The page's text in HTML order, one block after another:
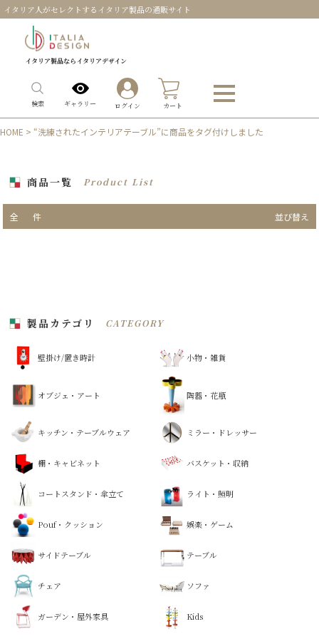
イタリア人がセレクトするイタリア製品の通販サイト
イタリア製品ならイタリアデザイン
検索 ギャラリー ログイン カート
HOME > “洗練されたインテリアテーブル”に商品をタグ付けしました
商品一覧 Product List
全 件 並び替え
製品カテゴリ CATEGORY
壁掛け/置き時計 小物・雑貨
オブジェ・アート 陶器・花瓶
キッチン・テーブルウェア ミラー・ドレッサー
棚・キャビネット バスケット・収納
コートスタンド・傘立て ライト・照明
Pouf・クッション 娯楽・ゲーム
サイドテーブル テーブル
チェア ソファ
ガーデン・屋外家具 Kids